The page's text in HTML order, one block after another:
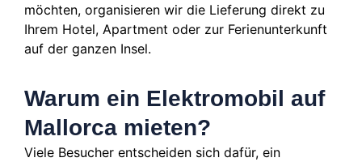
möchten, organisieren wir die Lieferung direkt zu
Ihrem Hotel, Apartment oder zur Ferienunterkunft
auf der ganzen Insel.
Warum ein Elektromobil auf
Mallorca mieten?
Viele Besucher entscheiden sich dafür, ein